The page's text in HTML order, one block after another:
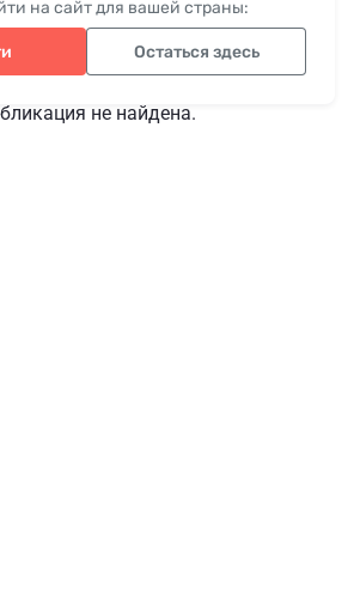
на сайт для вашей страны:
Остаться здесь
не найдена.